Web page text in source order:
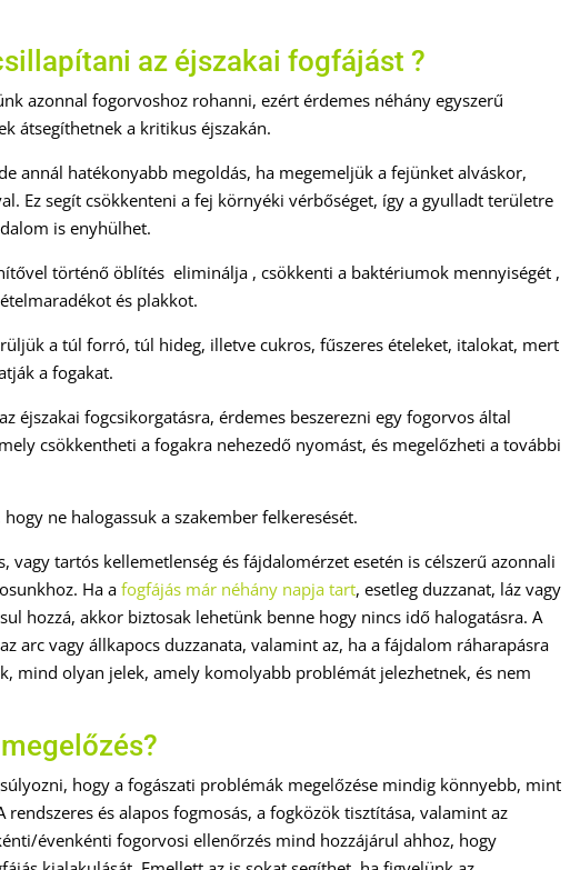
az éjszakai fogfájást ?
azonnal fogorvoshoz rohanni, ezért érdemes néhány egyszerű
átsegíthetnek a kritikus éjszakán.
annál hatékonyabb megoldás, ha megemeljük a fejünket alváskor,
Ez segít csökkenteni a fej környéki vérbőséget, így a gyulladt területre
is enyhülhet.
történő öblítés eliminálja , csökkenti a baktériumok mennyiségét ,
és plakkot.
a túl forró, túl hideg, illetve cukros, fűszeres ételeket, italokat, mert
a fogakat.
éjszakai fogcsikorgatásra, érdemes beszerezni egy fogorvos által
csökkentheti a fogakra nehezedő nyomást, és megelőzheti a további
ne halogassuk a szakember felkeresését.
vagy tartós kellemetlenség és fájdalomérzet esetén is célszerű azonnali
Ha afogfájás már néhány napja tart, esetleg duzzanat, láz vagy
hozzá, akkor biztosak lehetünk benne hogy nincs idő halogatásra. A
arc vagy állkapocs duzzanata, valamint az, ha a fájdalom ráharapásra
mind olyan jelek, amely komolyabb problémát jelezhetnek, és nem
hogy a fogászati problémák megelőzése mindig könnyebb, mint
rendszeres és alapos fogmosás, a fogközök tisztítása, valamint az
évenkénti fogorvosi ellenőrzés mind hozzájárul ahhoz, hogy